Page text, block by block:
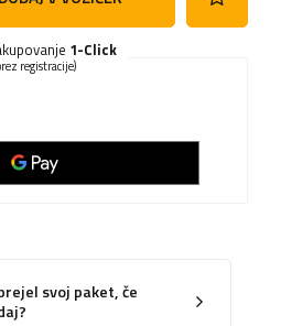
1-Click
registracije)
svoj paket, če